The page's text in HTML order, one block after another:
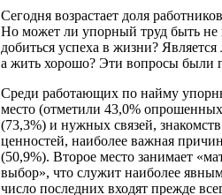
Сегодня возрастает доля
Но может ли упорный труд быть не
добиться успеха в жизни?
а жить хорошо? Эти вопросы были
Среди работающих по найму
место (отметили 43,0%
(73,3%) и нужных связей,
ценностей, наиболее важная
(50,9%). Второе место занимает
выбор», что служит наиболее
число последних входят прежде